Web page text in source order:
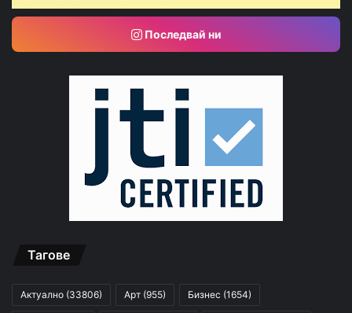
Последвай ни
Тагове
Актуално (33806) Арт (955) Бизнес (1654)